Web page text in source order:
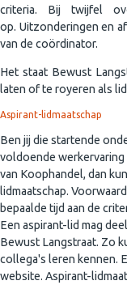
criteria. Bij twijfel
op. Uitzonderingen en
van de coördinator.
Het staat Bewust
laten of te royeren als
Aspirant-lidmaatschap
Ben jij die startende
voldoende werkervaring
van Koophandel, dan
lidmaatschap.
bepaalde tijd aan de
Een aspirant-lid mag
Bewust Langstraat. Zo
collega's leren kennen.
website. Aspirant-